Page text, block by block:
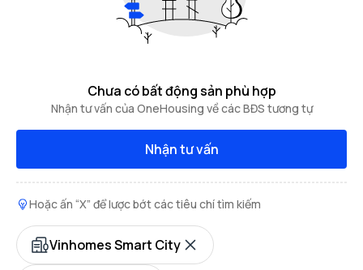
Chưa có bất động sản phù hợp
Nhận tư vấn của OneHousing về các BĐS tương tự
Nhận tư vấn
Hoặc ấn “X” để lược bớt các tiêu chí tìm kiếm
Vinhomes Smart City